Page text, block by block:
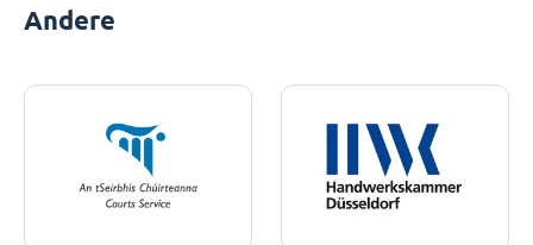
Andere